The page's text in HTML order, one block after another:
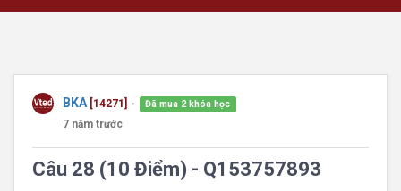
BKA [14271] ● Đã mua 2 khóa học
7 năm trước
Câu 28 (10 Điểm) - Q153757893